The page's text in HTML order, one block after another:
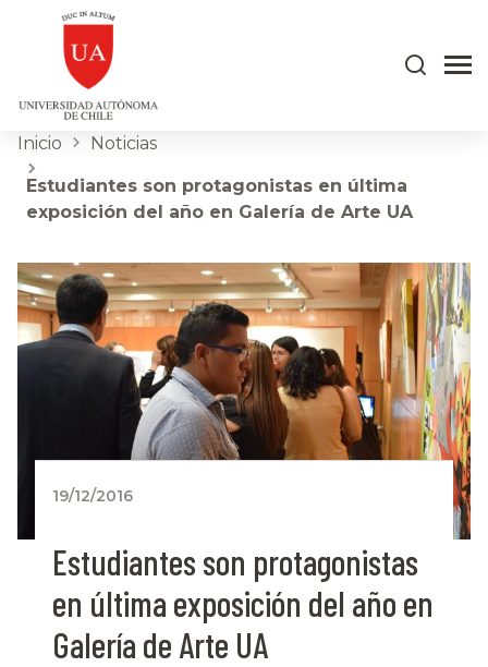
Inicio Noticias
Estudiantes son protagonistas en última
exposición del año en Galería de Arte UA
19/12/2016
Estudiantes son protagonistas
en última exposición del año en
Galería de Arte UA